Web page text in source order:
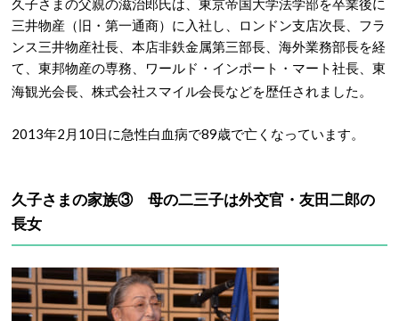
久子さまの父親の滋治郎氏は、東京帝国大学法学部を卒業後に
三井物産（旧・第一通商）に入社し、ロンドン支店次長、フラ
ンス三井物産社長、本店非鉄金属第三部長、海外業務部長を経
て、東邦物産の専務、ワールド・インポート・マート社長、東
海観光会長、株式会社スマイル会長などを歴任されました。
2013年2月10日に急性白血病で89歳で亡くなっています。
久子さまの家族③ 母の二三子は外交官・友田二郎の
長女